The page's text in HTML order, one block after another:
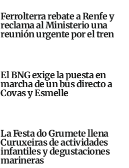
Ferrolterra rebate a Renfe y
reclama al Ministerio una
reunión urgente por el tren
El BNG exige la puesta en
marcha de un bus directo a
Covas y Esmelle
La Festa do Grumete llena
Curuxeiras de actividades
infantiles y degustaciones
marineras